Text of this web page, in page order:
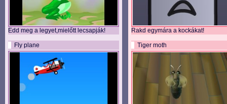
Edd meg a legyet,mielőtt lecsapják!
Fly plane
Rakd egymára a kockákat!
Tiger moth